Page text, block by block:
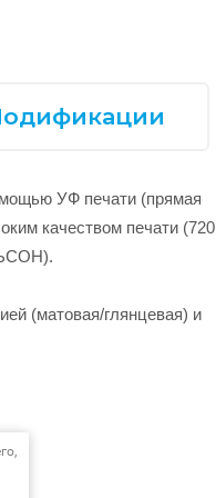
УФ печати (прямая
качеством печати (720
(матовая/глянцевая) и